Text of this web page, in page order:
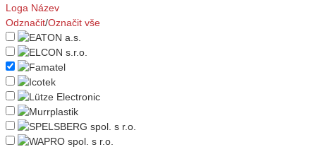
Loga Název
Odznačit/Označit vše